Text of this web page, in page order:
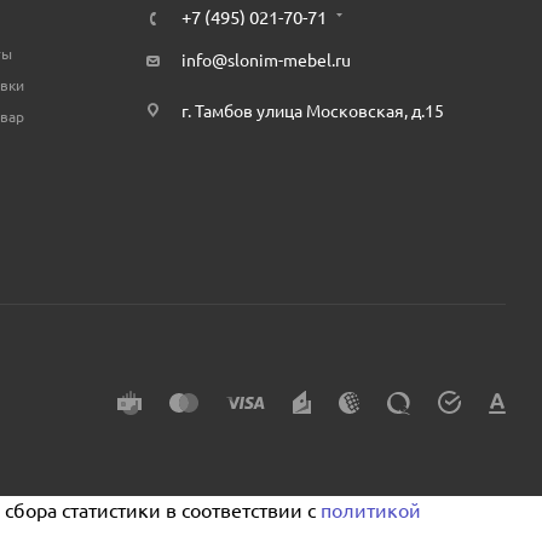
+7 (495) 021-70-71
info@slonim-mebel.ru
г. Тамбов улица Московская, д.15
статистики в соответствии с политикой